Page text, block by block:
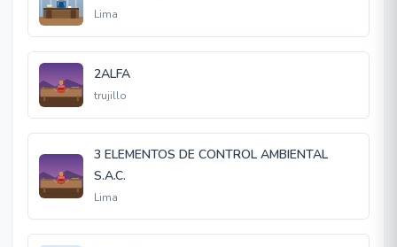
Lima
2ALFA
trujillo
3 ELEMENTOS DE CONTROL AMBIENTAL
S.A.C.
Lima